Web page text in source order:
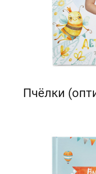
Пчёлки